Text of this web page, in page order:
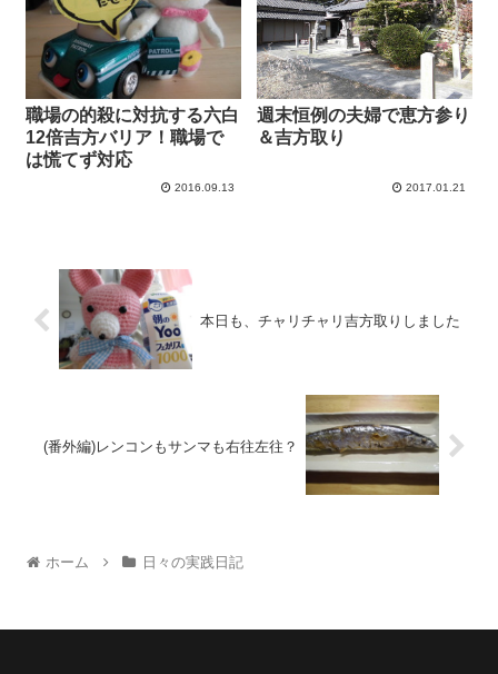
職場の的殺に対抗する六白
12倍吉方バリア！職場で
は慌てず対応
2016.09.13
週末恒例の夫婦で恵方参り
＆吉方取り
2017.01.21
本日も、チャリチャリ吉方取りしました
(番外編)レンコンもサンマも右往左往？
ホーム 日々の実践日記